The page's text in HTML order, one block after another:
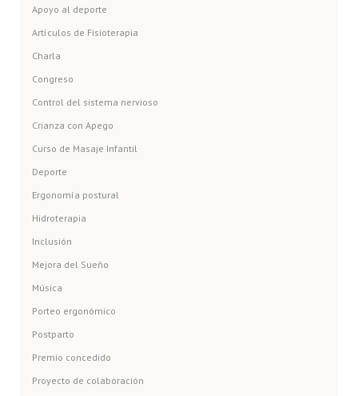
Apoyo al deporte
Artículos de Fisioterapia
Charla
Congreso
Control del sistema nervioso
Crianza con Apego
Curso de Masaje Infantil
Deporte
Ergonomía postural
Hidroterapia
Inclusión
Mejora del Sueño
Música
Porteo ergonómico
Postparto
Premio concedido
Proyecto de colaboración